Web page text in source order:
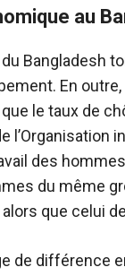
au
Bangladesh
En
que le taux de
des
du même
que celui
de différence